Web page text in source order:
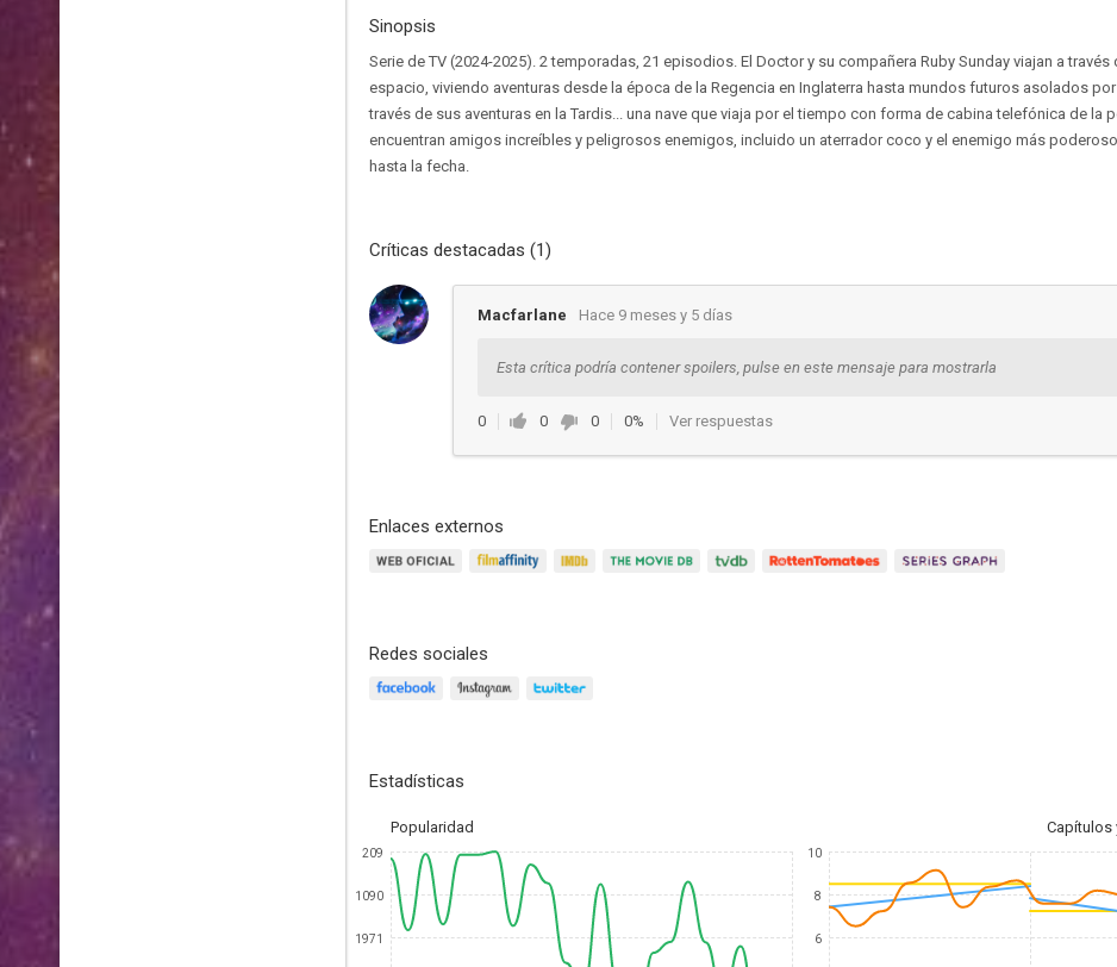
Sinopsis
Serie de TV (2024-2025). 2 temporadas, 21 episodios. El Doctor y su compañera Ruby Sunday viajan a través
espacio, viviendo aventuras desde la época de la Regencia en Inglaterra hasta mundos futuros asolados
través de sus aventuras en la Tardis... una nave que viaja por el tiempo con forma de cabina telefónica de la
encuentran amigos increíbles y peligrosos enemigos, incluido un aterrador coco y el enemigo más
hasta la fecha.
Críticas destacadas (1)
Macfarlane Hace 9 meses y 5 días
Esta crítica podría contener spoilers, pulse en este mensaje para mostrarla
0 0 0 0% Ver respuestas
Enlaces externos
Redes sociales
Estadísticas
Popularidad Capítulos
209
1090
1971
10
8
6